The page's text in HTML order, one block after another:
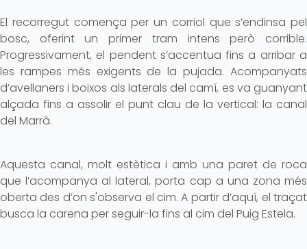
El recorregut comença per un corriol que s’endinsa pel
bosc, oferint un primer tram intens però corrible.
Progressivament, el pendent s’accentua fins a arribar a
les rampes més exigents de la pujada. Acompanyats
d’avellaners i boixos als laterals del camí, es va guanyant
alçada fins a assolir el punt clau de la vertical: la canal
del Marrà.
Aquesta canal, molt estètica i amb una paret de roca
que l’acompanya al lateral, porta cap a una zona més
oberta des d’on s'observa el cim. A partir d’aquí, el traçat
busca la carena per seguir-la fins al cim del Puig Estela.